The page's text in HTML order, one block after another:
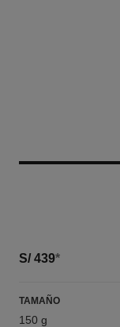
S/ 439*
TAMAÑO
150 g